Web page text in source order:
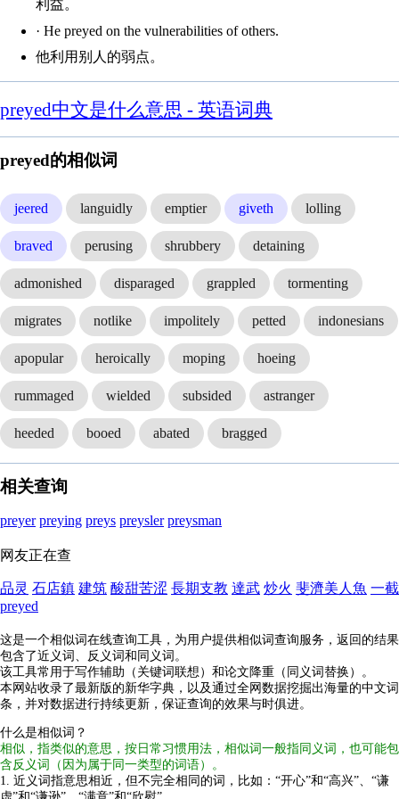
利益。
· He preyed on the vulnerabilities of others.
他利用别人的弱点。
preyed中文是什么意思 - 英语词典
preyed的相似词
jeered languidly emptier giveth lolling
braved perusing shrubbery detaining
admonished disparaged grappled tormenting
migrates notlike impolitely petted indonesians
apopular heroically moping hoeing
rummaged wielded subsided astranger
heeded booed abated bragged
相关查询
preyer preying preys preysler preysman
网友正在查
品灵 石店鎮 建筑 酸甜苦涩 長期支教 達武 炒火 斐濟美人魚 一截
preyed
这是一个相似词在线查询工具，为用户提供相似词查询服务，返回的结果
包含了近义词、反义词和同义词。
该工具常用于写作辅助（关键词联想）和论文降重（同义词替换）。
本网站收录了最新版的新华字典，以及通过全网数据挖掘出海量的中文词
条，并对数据进行持续更新，保证查询的效果与时俱进。
什么是相似词？
相似，指类似的意思，按日常习惯用法，相似词一般指同义词，也可能包
含反义词（因为属于同一类型的词语）。
1. 近义词指意思相近，但不完全相同的词，比如：“开心”和“高兴”、“谦